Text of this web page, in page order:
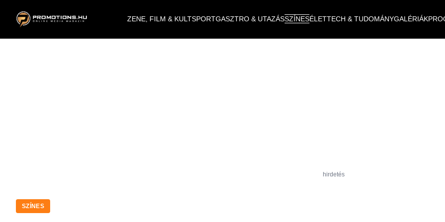
ZENE, FILM & KULTSPORTGASZTRO & UTAZÁSSZÍNESÉLETTECH & TUDOMÁNYGALÉRIÁK
hirdetés
SZÍNES